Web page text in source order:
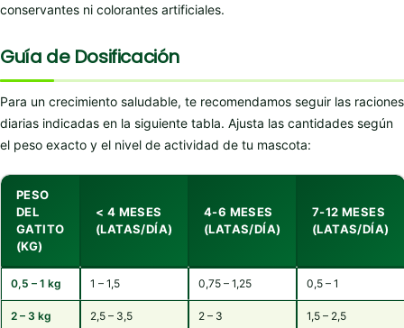
conservantes ni colorantes artificiales.
Guía de Dosificación
Para un crecimiento saludable, te recomendamos seguir las raciones
diarias indicadas en la siguiente tabla. Ajusta las cantidades según
el peso exacto y el nivel de actividad de tu mascota:
PESO
DEL
GATITO
(KG)
< 4 MESES
(LATAS/DÍA)
4-6 MESES
(LATAS/DÍA)
7-12 MESES
(LATAS/DÍA)
0,5 – 1 kg 1 – 1,5 0,75 – 1,25 0,5 – 1
2 – 3 kg 2,5 – 3,5 2 – 3 1,5 – 2,5